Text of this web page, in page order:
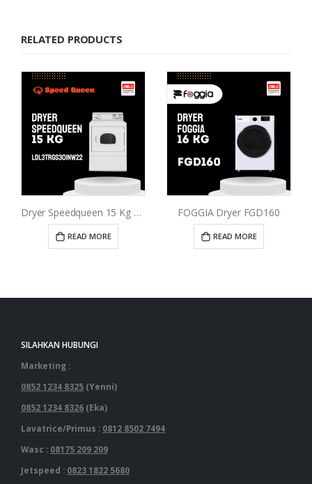
RELATED PRODUCTS
Dryer Speedqueen 15 Kg LDL3TRGS301NW22
READ MORE
FOGGIA Dryer FGD160
READ MORE
SILAHKAN HUBUNGI
Marketing :
0852 1234 8325 (Yenni)
0852 1234 8326 (Eka)
Lavatrice/Primus : 0812 8502 7494
Wasc : 08175 209 209
Jetspeed : 0823 1822 5680